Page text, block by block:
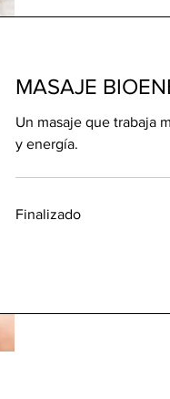
MASAJE
Un masaje que trabaja
y energía.
Finalizado